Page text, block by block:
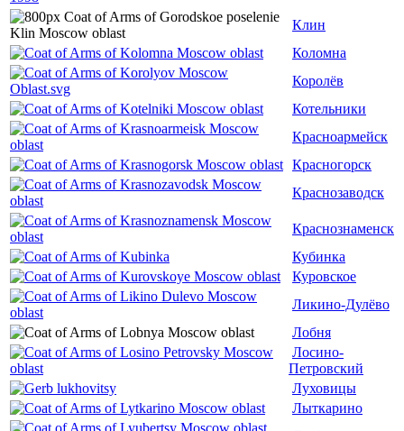
Клин
Коломна
Королёв
Котельники
Красноармейск
Красногорск
Краснозаводск
Краснознаменск
Кубинка
Куровское
Ликино-Дулёво
Лобня
Лосино-
Петровский
Луховицы
Лыткарино